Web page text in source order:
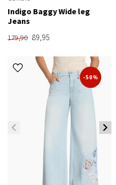
Indigo Baggy Wide leg
Jeans
179,90 89,95
-50%